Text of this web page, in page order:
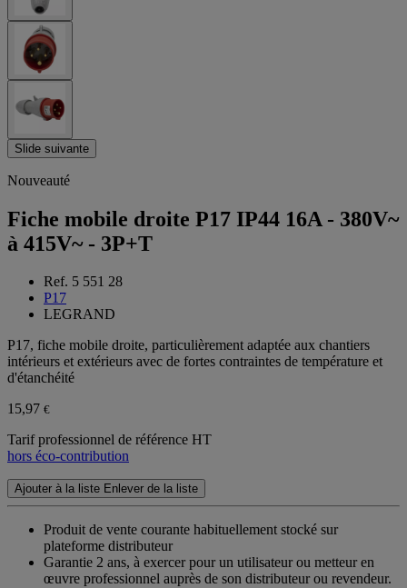
Slide suivante
Nouveauté
Fiche mobile droite P17 IP44 16A - 380V~
à 415V~ - 3P+T
Ref. 5 551 28
P17
LEGRAND
P17, fiche mobile droite, particulièrement adaptée aux chantiers
intérieurs et extérieurs avec de fortes contraintes de température et
d'étanchéité
15,97 €
Tarif professionnel de référence HT
hors éco-contribution
Ajouter à la liste Enlever de la liste
Produit de vente courante habituellement stocké sur
plateforme distributeur
Garantie 2 ans, à exercer pour un utilisateur ou metteur en
œuvre professionnel auprès de son distributeur ou revendeur.